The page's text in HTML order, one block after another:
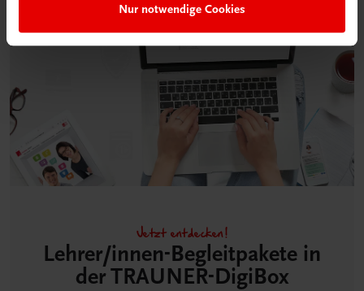
Nur notwendige Cookies
Jetzt entdecken!
Lehrer/innen-Begleitpakete in
der TRAUNER-DigiBox